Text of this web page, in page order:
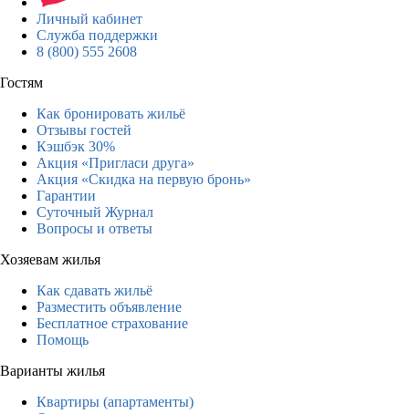
Личный кабинет
Служба поддержки
8 (800) 555 2608
Гостям
Как бронировать жильё
Отзывы гостей
Кэшбэк 30%
Акция «Пригласи друга»
Акция «Скидка на первую бронь»
Гарантии
Суточный Журнал
Вопросы и ответы
Хозяевам жилья
Как сдавать жильё
Разместить объявление
Бесплатное страхование
Помощь
Варианты жилья
Квартиры (апартаменты)